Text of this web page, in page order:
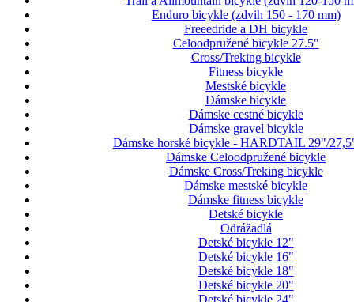
Enduro bicykle (zdvih 150 - 170 mm)
Freeedride a DH bicykle
Celoodpružené bicykle 27.5"
Cross/Treking bicykle
Fitness bicykle
Mestské bicykle
Dámske bicykle
Dámske cestné bicykle
Dámske gravel bicykle
Dámske horské bicykle - HARDTAIL 29"/
Dámske Celoodpružené bicykle
Dámske Cross/Treking bicykle
Dámske mestské bicykle
Dámske fitness bicykle
Detské bicykle
Odrážadlá
Detské bicykle 12"
Detské bicykle 16"
Detské bicykle 18"
Detské bicykle 20"
Detské bicykle 24"